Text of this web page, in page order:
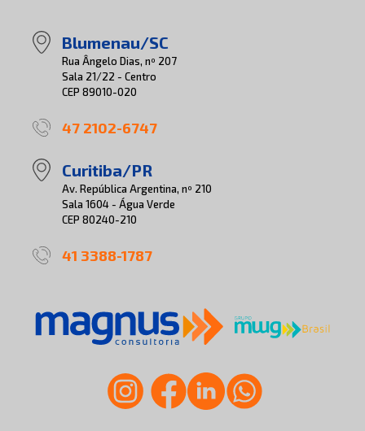
Blumenau/SC
Rua Ângelo Dias, nº 207
Sala 21/22 - Centro
CEP 89010-020
47 2102-6747
Curitiba/PR
Av. República Argentina, nº 210
Sala 1604 - Água Verde
CEP 80240-210
41 3388-1787